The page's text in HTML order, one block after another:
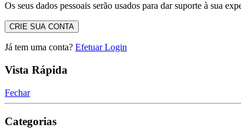
Os seus dados pessoais serão usados ​​para dar suporte à sua
CRIE SUA CONTA
Já tem uma conta? Efetuar Login
Vista Rápida
Fechar
Categorias